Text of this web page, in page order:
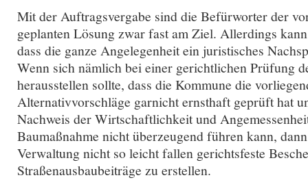
Mit der Auftragsvergabe sind die Befürworter der
geplanten Lösung zwar fast am Ziel. Allerdings
dass die ganze Angelegenheit ein juristisches
Wenn sich nämlich bei einer gerichtlichen Prüfung
herausstellen sollte, dass die Kommune die
Alternativvorschläge garnicht ernsthaft geprüft hat
Nachweis der Wirtschaftlichkeit und
Baumaßnahme nicht überzeugend führen kann,
Verwaltung nicht so leicht fallen gerichtsfeste
Straßenausbaubeiträge zu erstellen.